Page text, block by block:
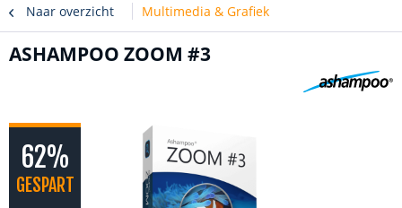
Naar overzicht Multimedia & Grafiek
ASHAMPOO ZOOM #3
62%
GESPART